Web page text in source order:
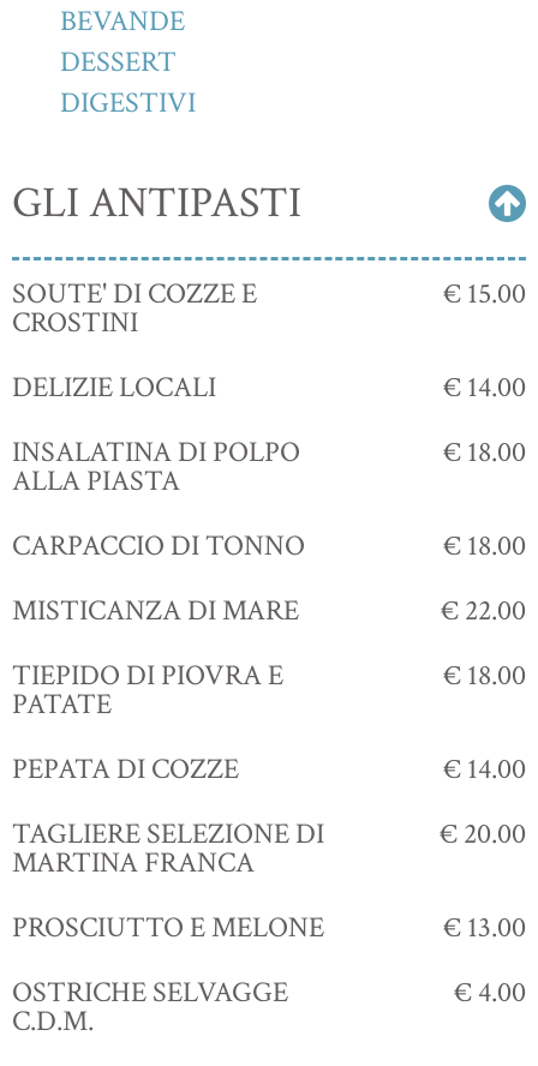
BEVANDE
DESSERT
DIGESTIVI
GLI ANTIPASTI
SOUTE' DI COZZE E
CROSTINI
€ 15.00
DELIZIE LOCALI
€ 14.00
INSALATINA DI POLPO
ALLA PIASTA
€ 18.00
CARPACCIO DI TONNO
€ 18.00
MISTICANZA DI MARE
€ 22.00
TIEPIDO DI PIOVRA E
PATATE
€ 18.00
PEPATA DI COZZE
€ 14.00
TAGLIERE SELEZIONE DI
MARTINA FRANCA
€ 20.00
PROSCIUTTO E MELONE
€ 13.00
OSTRICHE SELVAGGE
C.D.M.
€ 4.00